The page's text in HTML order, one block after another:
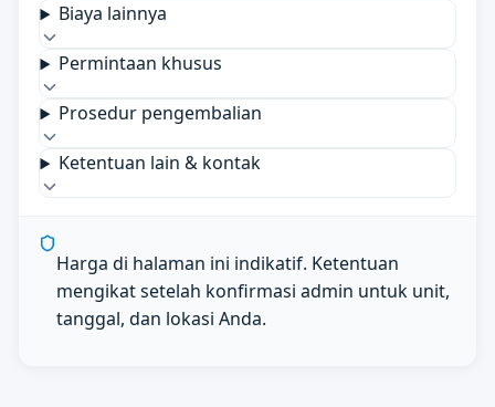
Biaya lainnya
Permintaan khusus
Prosedur pengembalian
Ketentuan lain & kontak
Harga di halaman ini indikatif. Ketentuan
mengikat setelah konfirmasi admin untuk unit,
tanggal, dan lokasi Anda.